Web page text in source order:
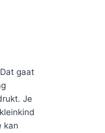
gaat
Je
kan